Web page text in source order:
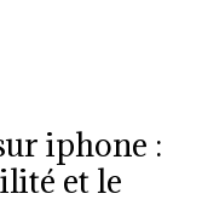
iphone :
et le